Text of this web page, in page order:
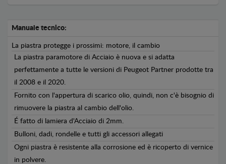
Manuale tecnico:
La piastra protegge i prossimi: motore, il cambio
La piastra paramotore di Acciaio è nuova e si adatta
perfettamente a tutte le versioni di Peugeot Partner prodotte tra
il 2008 e il 2020.
Fornito con l'appertura di scarico olio, quindi, non c'è bisognio di
rimuovere la piastra al cambio dell'olio.
É fatto di lamiera d'Acciaio di 2mm.
Bulloni, dadi, rondelle e tutti gli accessori allegati
Ogni piastra è resistente alla corrosione ed è ricoperto di vernice
in polvere.